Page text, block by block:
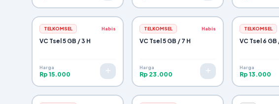
TELKOMSEL Habis
VC Tsel 5 GB / 3 H
Harga
Rp 15.000
TELKOMSEL Habis
VC Tsel 5 GB / 7 H
Harga
Rp 23.000
TELKOMSEL
VC Tsel 6 GB
Harga
Rp 13.000